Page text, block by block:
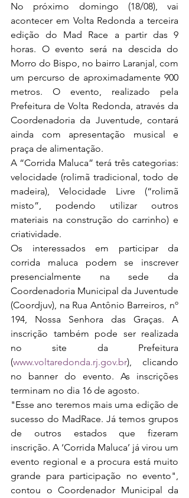
No próximo domingo (18/08), vai
acontecer em Volta Redonda a terceira
edição do Mad Race a partir das 9
horas. O evento será na descida do
Morro do Bispo, no bairro Laranjal, com
um percurso de aproximadamente 900
metros. O evento, realizado pela
Prefeitura de Volta Redonda, através da
Coordenadoria da Juventude, contará
ainda com apresentação musical e
praça de alimentação.
A “Corrida Maluca” terá três categorias:
velocidade (rolimã tradicional, todo de
madeira), Velocidade Livre (“rolimã
misto”, podendo utilizar outros
materiais na construção do carrinho) e
criatividade.
Os interessados em participar da
corrida maluca podem se inscrever
presencialmente na sede da
Coordenadoria Municipal da Juventude
(Coordjuv), na Rua Antônio Barreiros, nº
194, Nossa Senhora das Graças. A
inscrição também pode ser realizada
no site da Prefeitura
(www.voltaredonda.rj.gov.br), clicando
no banner do evento. As inscrições
terminam no dia 16 de agosto.
"Esse ano teremos mais uma edição de
sucesso do MadRace. Já temos grupos
de outros estados que fizeram
inscrição. A ‘Corrida Maluca’ já virou um
evento regional e a procura está muito
grande para participação no evento",
contou o Coordenador Municipal da